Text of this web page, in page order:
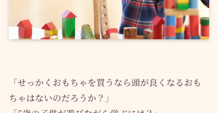
「せっかくおもちゃを買うなら頭が良くなるおも
ちゃはないのだろうか？」